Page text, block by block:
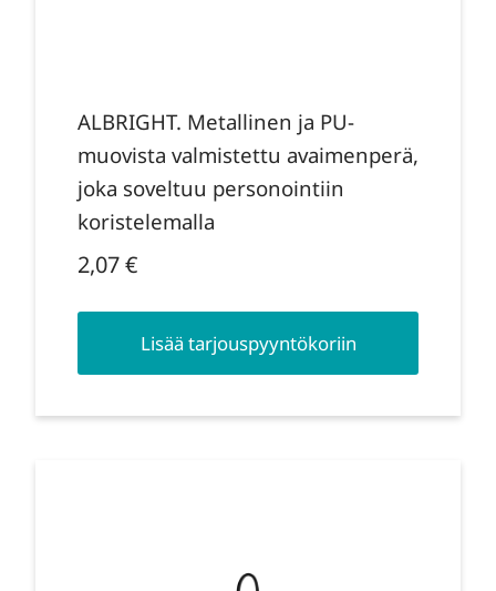
ALBRIGHT. Metallinen ja PU-
muovista valmistettu avaimenperä,
joka soveltuu personointiin
koristelemalla
2,07€
Lisää tarjouspyyntökoriin